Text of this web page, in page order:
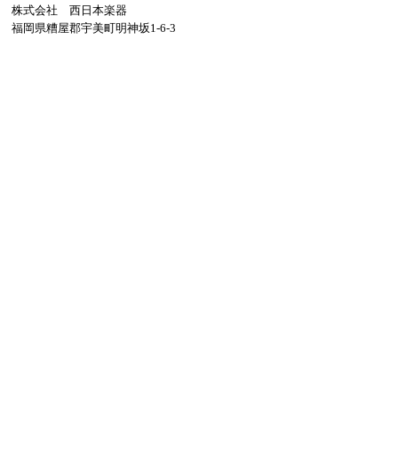
株式会社 西日本楽器
福岡県糟屋郡宇美町明神坂1-6-3